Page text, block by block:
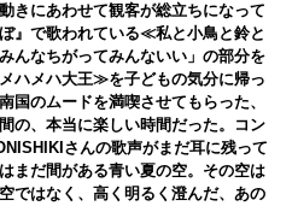
きにあわせて観客が総立ちになって
』で歌われている≪私と小鳥と鈴と
んなちがってみんないい」の部分を
ハメハ大王≫を子どもの気分に帰っ
国のムードを満喫させてもらった、
の、本当に楽しい時間だった。コン
さんの歌声がまだ耳に残って
まだ間がある青い夏の空。その空は
ではなく、高く明るく澄んだ、あの